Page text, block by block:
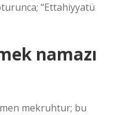
“Ettahiyyatü
namazı
mekruhtur; bu